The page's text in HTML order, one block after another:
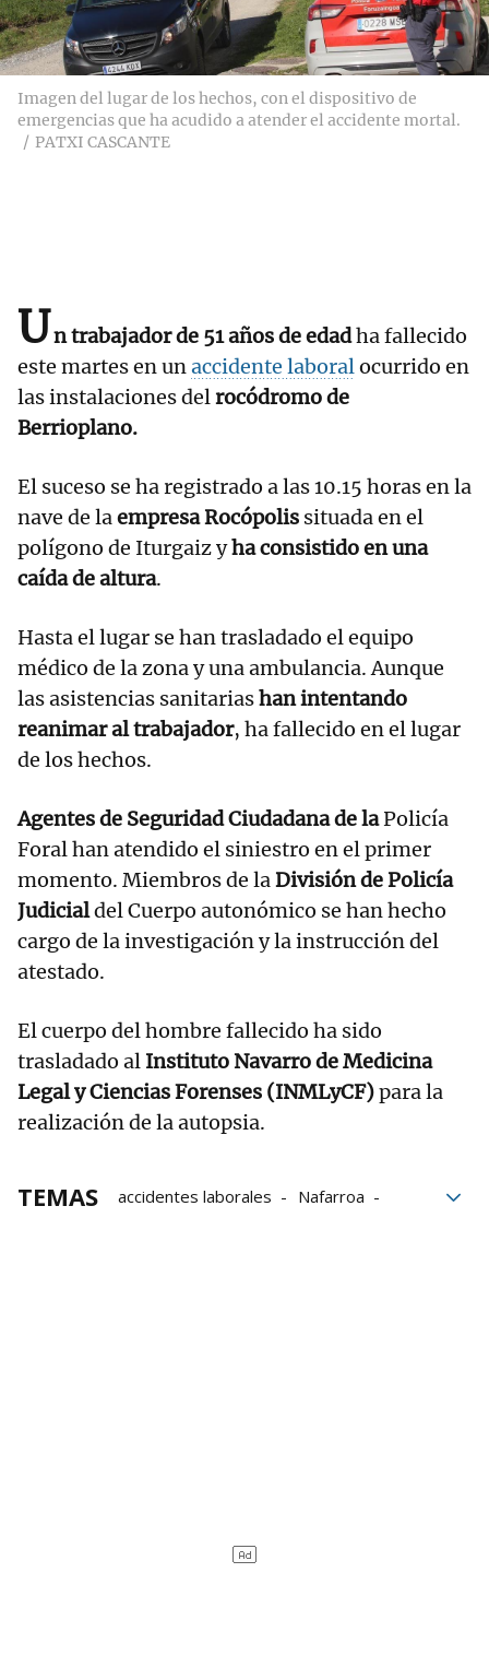
Imagen del lugar de los hechos, con el dispositivo de
emergencias que ha acudido a atender el accidente mortal.
PATXI CASCANTE
Un trabajador de 51 años de edadha fallecido
este martes en unaccidente laboralocurrido en
las instalaciones delrocódromo de
Berrioplano.
El suceso se ha registrado a las 10.15 horas en la
nave de laempresa Rocópolis situada en el
polígono de Iturgaiz yha consistido en una
caída de altura.
Hasta el lugar se han trasladado el equipo
médico de la zona y una ambulancia. Aunque
las asistencias sanitariashan intentando
reanimar al trabajador, ha fallecido en el lugar
de los hechos.
Agentes de Seguridad Ciudadana de laPolicía
Foral han atendido el siniestro en el primer
momento. Miembros de laDivisión de Policía
Judicialdel Cuerpo autonómico se han hecho
cargo de la investigación y la instrucción del
atestado.
El cuerpo del hombre fallecido ha sido
trasladado al Instituto Navarro de Medicina
Legal y Ciencias Forenses (INMLyCF)para la
realización de la autopsia.
TEMAS accidentes laborales
Nafarroa